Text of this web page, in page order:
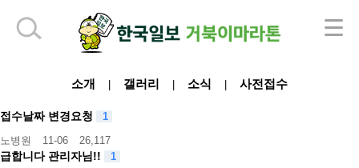
소개 갤러리 소식 사전접수
접수날짜 변경요청
1
노병원
11-06 26,117
급합니다 관리자님!!
1
하단 영역